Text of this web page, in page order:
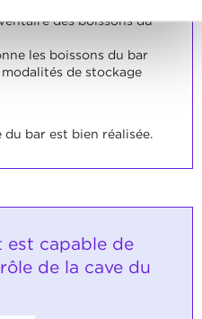
des boissons du
les boissons du bar
de stockage
du bar est bien réalisée.
est capable de
de la cave du